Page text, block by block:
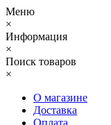
Меню
×
Информация
×
Поиск товаров
×
О магазине
Доставка
Оплата